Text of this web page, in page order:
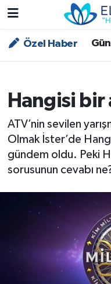
Özel Haber
Hangisi
ATV’nin sevilen
Olmak İster’de
gündem oldu. Peki
sorusunun cevabı
Özel Haber
Asayiş
Bilim - Teknoloji
Çevre - İklim
Dünya
Kültür - Sanat
Magazin
Nöbetçi
Trafik Durumu
Süper Lig Puan
Tüm Manşetler
Son Dakika